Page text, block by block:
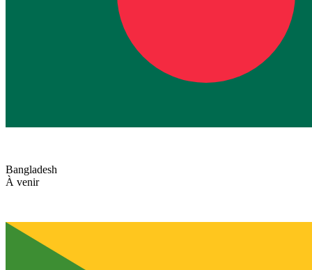
Bangladesh
À venir